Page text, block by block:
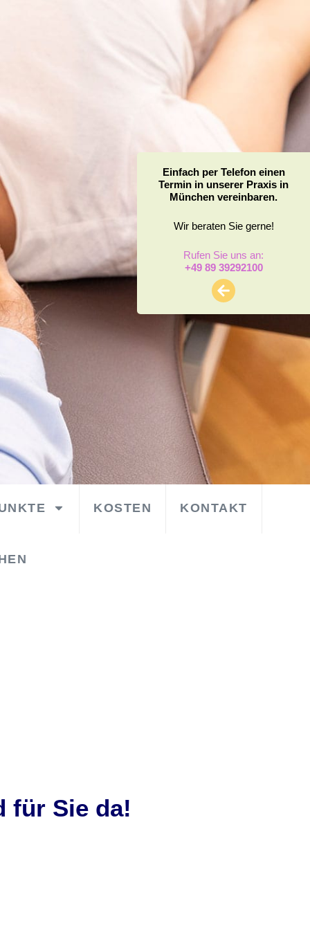
KOSTEN KONTAKT
Einfach per Telefon einen
Termin in unserer Praxis in
München vereinbaren.
Wir beraten Sie gerne!
Rufen Sie uns an:
+49 89 39292100
für Sie da!